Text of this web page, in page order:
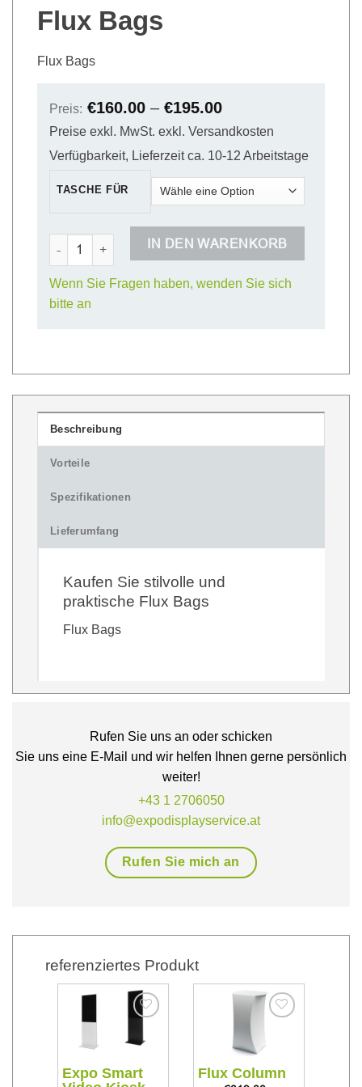
Flux Bags
Flux Bags
Preis: €160.00 – €195.00
Preise exkl. MwSt. exkl. Versandkosten
Verfügbarkeit, Lieferzeit ca. 10-12 Arbeitstage
TASCHE FÜR
Flux Bags Menge IN DEN WARENKORB
Wenn Sie Fragen haben, wenden Sie sich
bitte an
Beschreibung
Vorteile
Spezifikationen
Lieferumfang
Kaufen Sie stilvolle und
praktische Flux Bags
Flux Bags
Rufen Sie uns an oder schicken
Sie uns eine E-Mail und wir helfen Ihnen gerne persönlich
weiter!
+43 1 2706050
info@expodisplayservice.at
Rufen Sie mich an
referenziertes Produkt
to
Expo Smart
wishlist
Flux Column